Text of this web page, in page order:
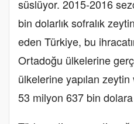
süslüyor. 2015-2016
bin dolarlık sofralık
eden Türkiye, bu
Ortadoğu ülkelerine
ülkelerine yapılan zeytin
53 milyon 637 bin dolara